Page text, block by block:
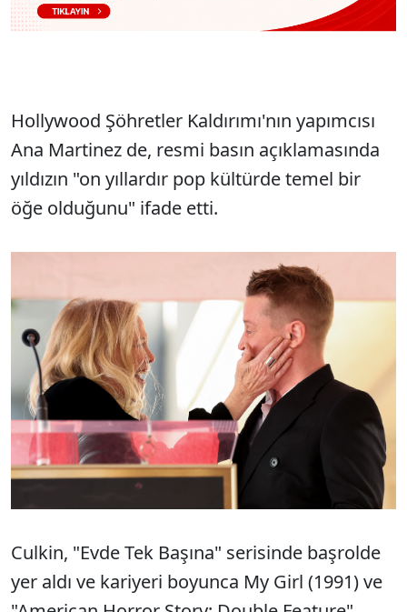
Hollywood Şöhretler Kaldırımı'nın yapımcısı
Ana Martinez de, resmi basın açıklamasında
yıldızın "on yıllardır pop kültürde temel bir
öğe olduğunu" ifade etti.
Culkin, "Evde Tek Başına" serisinde başrolde
yer aldı ve kariyeri boyunca My Girl (1991) ve